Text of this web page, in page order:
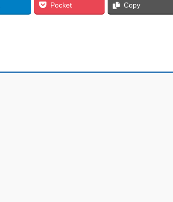
Pocket Copy